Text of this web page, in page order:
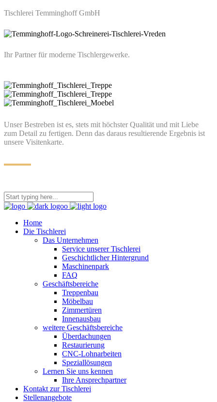
Tischlerei Temminghoff GmbH
Ihr Partner für moderne Tischlergewerke.
Unser Bestreben ist es, stets mit höchster Qualität und mit Liebe
zum Detail zu fertigen. Denn das daraus resultierende Ergebnis ist
unsere Visitenkarte.
Home
Die Tischlerei
Das Unternehmen
Service unserer Tischlerei
Geschichtlicher Hintergrund
Maschinenpark
FAQ
Geschäftsbereiche
Treppenbau
Möbelbau
Zimmertüren
Innenausbau
weitere Geschäftsbereiche
Überdachungen
Restaurierung
CNC-Lohnarbeiten
Speziallösungen
Lernen Sie uns kennen
Ihre Ansprechpartner
Kontakt zur Tischlerei
Stellenangebote